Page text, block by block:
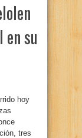
su
hoy
tres